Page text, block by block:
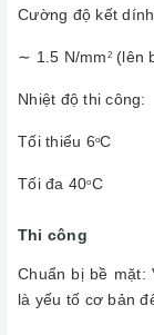
Cường độ kết
∼ 1.5 N/mm 2(lên
Nhiệt độ thi công:
Tối thiểu 6oC
Tối đa 40oC
Thi công
Chuẩn bị bề mặt:
là yếu tố cơ bản